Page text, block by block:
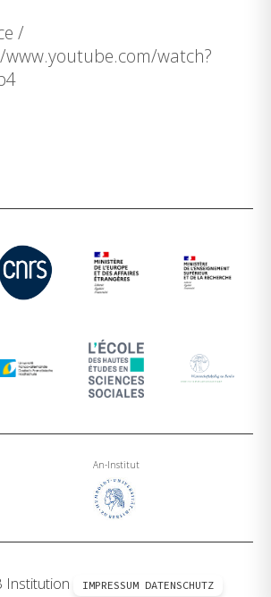
/
watch?
An-Institut
Institution IMPRESSUM DATENSCHUTZ